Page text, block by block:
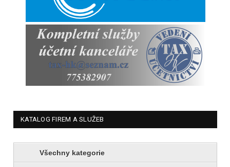
KATALOG FIREM A SLUŽEB
Všechny kategorie